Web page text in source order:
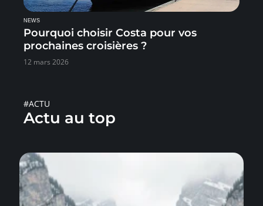
NEWS
Pourquoi choisir Costa pour vos
prochaines croisières ?
12 mars 2026
#ACTU
Actu au top